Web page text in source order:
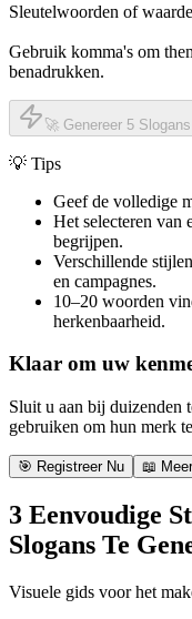
Sleutelwoorden of
Gebruik komma's om
benadrukken.
🚀 Genereer 5 Slogans
💡 Tips
Geef de volledige
Het selecteren van
begrijpen.
Verschillende
en campagnes.
10–20 woorden
herkenbaarheid.
Klaar om uw
Sluit u aan bij duizenden
gebruiken om hun merk
🎯 Registreer Nu 📖
3 Eenvoudige
Slogans Te
Visuele gids voor het